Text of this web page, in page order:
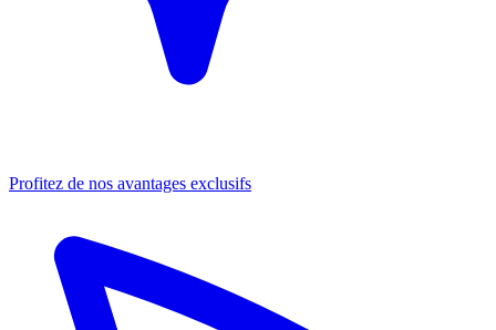
Profitez de nos avantages exclusifs